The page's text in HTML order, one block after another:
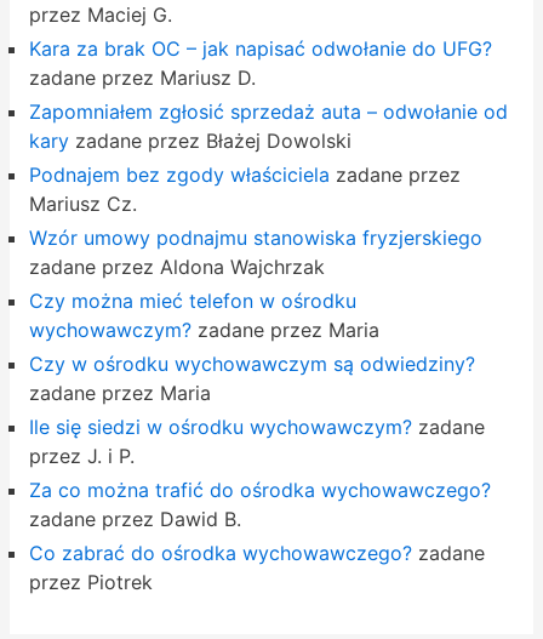
przez Maciej G.
Kara za brak OC – jak napisać odwołanie do UFG?
zadane przez Mariusz D.
Zapomniałem zgłosić sprzedaż auta – odwołanie od
karyzadane przez Błażej Dowolski
Podnajem bez zgody właściciela zadane przez
Mariusz Cz.
Wzór umowy podnajmu stanowiska fryzjerskiego
zadane przez Aldona Wajchrzak
Czy można mieć telefon w ośrodku
wychowawczym?zadane przez Maria
Czy w ośrodku wychowawczym są odwiedziny?
zadane przez Maria
Ile się siedzi w ośrodku wychowawczym?zadane
przez J. i P.
Za co można trafić do ośrodka wychowawczego?
zadane przez Dawid B.
Co zabrać do ośrodka wychowawczego?zadane
przez Piotrek